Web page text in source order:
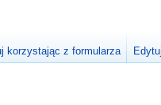
korzystając z formularza Edytuj